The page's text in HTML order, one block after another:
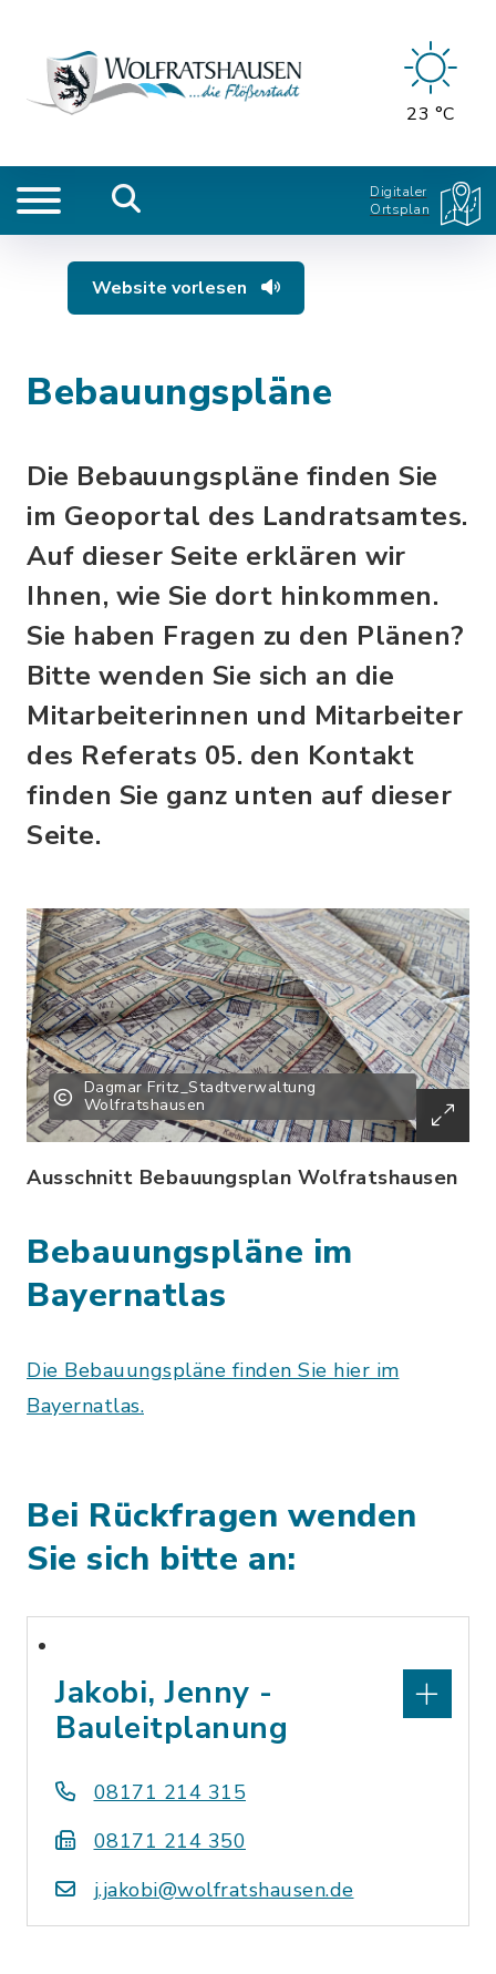
23 °C
Digitaler
Ortsplan
Website vorlesen
Bebauungspläne
Die Bebauungspläne finden Sie
im Geoportal des Landratsamtes.
Auf dieser Seite erklären wir
Ihnen, wie Sie dort hinkommen.
Sie haben Fragen zu den Plänen?
Bitte wenden Sie sich an die
Mitarbeiterinnen und Mitarbeiter
des Referats 05. den Kontakt
finden Sie ganz unten auf dieser
Seite.
Dagmar Fritz_Stadtverwaltung
Wolfratshausen
Ausschnitt Bebauungsplan Wolfratshausen
Bebauungspläne im
Bayernatlas
Die Bebauungspläne finden Sie hier im
Bayernatlas.
Bei Rückfragen wenden
Sie sich bitte an:
Jakobi, Jenny -
Bauleitplanung
08171 214 315
08171 214 350
j.jakobi@wolfratshausen.de